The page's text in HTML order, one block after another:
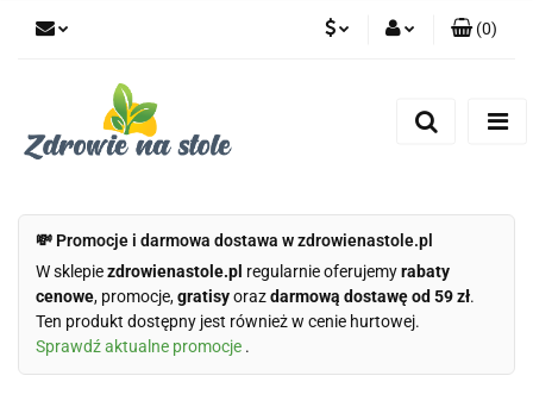
(0)
💸 Promocje i darmowa dostawa w zdrowienastole.pl
W sklepiezdrowienastole.pl regularnie oferujemyrabaty
cenowe, promocje,gratisyorazdarmową dostawę od 59 zł.
Ten produkt dostępny jest również w cenie hurtowej.
Sprawdź aktualne promocje .